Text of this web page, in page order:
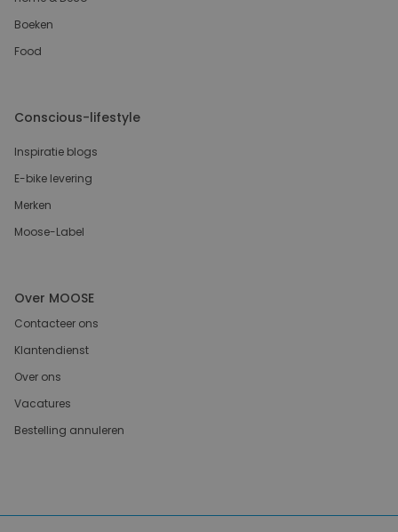
Boeken
Food
Conscious-lifestyle
Inspiratie blogs
E-bike levering
Merken
Moose-Label
Over MOOSE
Contacteer ons
Klantendienst
Over ons
Vacatures
Bestelling annuleren